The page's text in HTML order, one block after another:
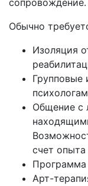
сопровождение.
Обычно
Изоляция
Групповые
Общение с
счет
Программа
Арт-